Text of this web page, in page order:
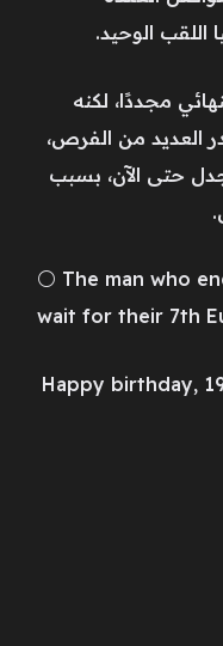
اللقب الوحيد.
مجددًا، لكنه
العديد من الفرص،
حتى الآن، بسبب
⚪️ The man who
wait for their 7th
Happy birthday,